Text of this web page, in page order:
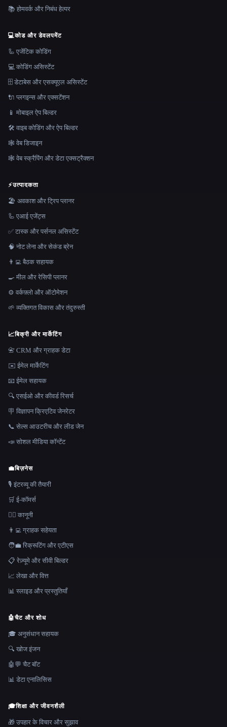
📚 होमवर्क और निबंध हेल्पर
💻कोड और डेवलपमेंट
🦾 एजेंटिक कोडिंग
💻 कोडिंग असिस्टेंट
🗄️ डेटाबेस और एसक्यूएल असिस्टेंट
🔌 प्लगइन्स और एक्सटेंशन
📱 मोबाइल ऐप बिल्डर
🛠️ वाइब कोडिंग और ऐप बिल्डर
🕸 वेब डिजाइन
🕸️ वेब स्क्रैपिंग और डेटा एक्सट्रैक्शन
⚡उत्पादकता
🏖 अवकाश और ट्रिप प्लानर
🦾 एआई एजेंट्स
✅ टास्क और पर्सनल असिस्टेंट
🧠 नोट लेना और सेकंड ब्रेन
👨‍💻 बैठक सहायक
🍳 मील और रेसिपी प्लानर
⚙️ वर्कफ़्लो और ऑटोमेशन
🌱 व्यक्तिगत विकास और तंदुरुस्ती
📈बिक्री और मार्केटिंग
📇 CRM और ग्राहक डेटा
✉️ ईमेल मार्केटिंग
📧 ईमेल सहायक
🔍 एसईओ और कीवर्ड रिसर्च
🪧 विज्ञापन क्रिएटिव जेनरेटर
📞 सेल्स आउटरीच और लीड जेन
📣 सोशल मीडिया कॉन्टेंट
💼बिज़नेस
🎙️ इंटरव्यू की तैयारी
🛒 ई-कॉमर्स
👩‍⚖️ कानूनी
👨‍💻 ग्राहक सहेयता
🧑‍💼 रिक्रूटिंग और एटीएस
📋 रेज़्यूमे और सीवी बिल्डर
📈 लेखा और वित्त
📊 स्लाइड और प्रस्तुतियाँ
🤖चैट और शोध
🎓 अनुसंधान सहायक
🔍 खोज इंजन
🤖💬 चैट बॉट
📊 डेटा एनालिसिस
🎓शिक्षा और जीवनशैली
🎁 उपहार के विचार और सुझाव